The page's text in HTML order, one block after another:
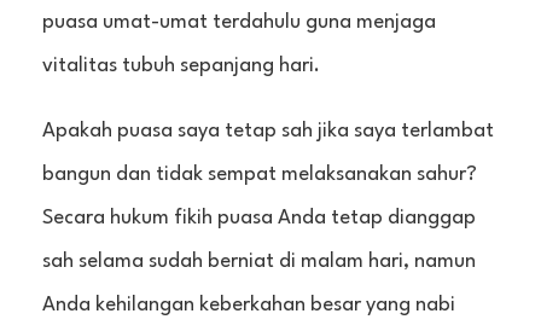
puasa umat-umat terdahulu guna menjaga
vitalitas tubuh sepanjang hari.
Apakah puasa saya tetap sah jika saya terlambat
bangun dan tidak sempat melaksanakan sahur?
Secara hukum fikih puasa Anda tetap dianggap
sah selama sudah berniat di malam hari, namun
Anda kehilangan keberkahan besar yang nabi